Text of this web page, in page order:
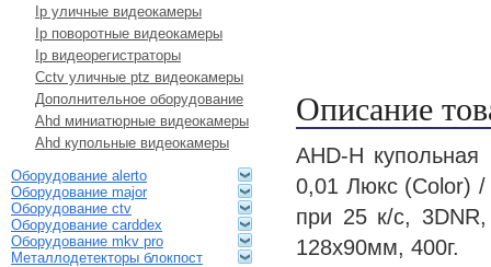
ip уличные видеокамеры
ip поворотные видеокамеры
ip видеорегистраторы
cctv уличные ptz видеокамеры
дополнительное оборудование
ahd миниатюрные видеокамеры
ahd купольные видеокамеры
оборудование alerto
оборудование major
оборудование ctv
оборудование carddex
оборудование mkv pro
металлодетекторы блокпост
Описание
AHD-H
0,01 Люкс (Color)
при 25 к/с,
128x90мм, 400г.